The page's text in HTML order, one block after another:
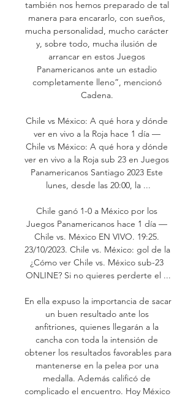
también nos hemos preparado de tal
manera para encararlo, con sueños,
mucha personalidad, mucho carácter
y, sobre todo, mucha ilusión de
arrancar en estos Juegos
Panamericanos ante un estadio
completamente lleno”, mencionó
Cadena.
Chile vs México: A qué hora y dónde
ver en vivo a la Roja hace 1 día —
Chile vs México: A qué hora y dónde
ver en vivo a la Roja sub 23 en Juegos
Panamericanos Santiago 2023 Este
lunes, desde las 20:00, la ...
Chile ganó 1-0 a México por los
Juegos Panamericanos hace 1 día —
Chile vs. México EN VIVO. 19:25.
23/10/2023. Chile vs. México: gol de la
¿Cómo ver Chile vs. México sub-23
ONLINE? Si no quieres perderte el ...
En ella expuso la importancia de sacar
un buen resultado ante los
anfitriones, quienes llegarán a la
cancha con toda la intensión de
obtener los resultados favorables para
mantenerse en la pelea por una
medalla. Además calificó de
complicado el encuentro. Hoy México